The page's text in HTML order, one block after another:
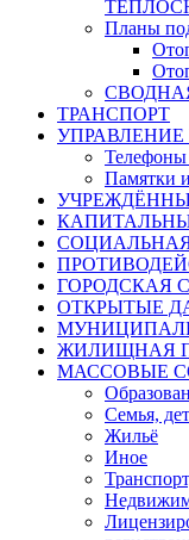
Планы
ТРАНСПОРТ
Телефоны
Памятки
ГОРОДСКАЯ
ОТКРЫТЫЕ
ЖИЛИЩНАЯ
МАССОВЫЕ
Семья,
Жильё
Иное